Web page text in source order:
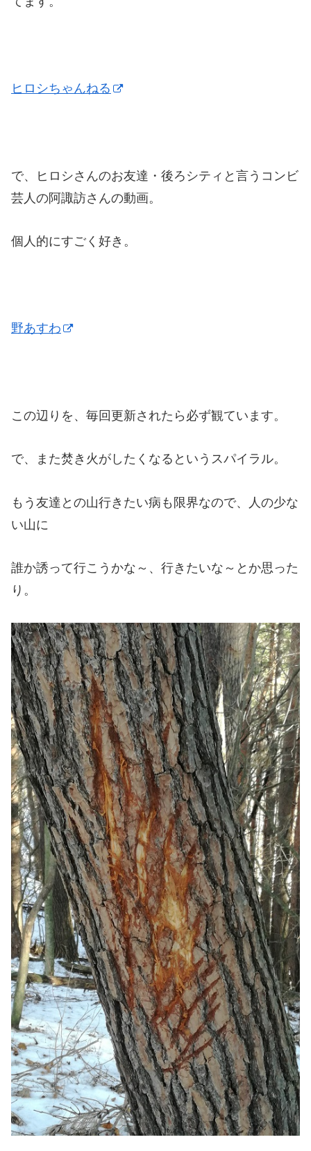
ヒロシちゃんねる
で、ヒロシさんのお友達・後ろシティと言うコンビ
芸人の阿諏訪さんの動画。
個人的にすごく好き。
野あすわ
この辺りを、毎回更新されたら必ず観ています。
で、また焚き火がしたくなるというスパイラル。
もう友達との山行きたい病も限界なので、人の少な
い山に
誰か誘って行こうかな～、行きたいな～とか思った
り。